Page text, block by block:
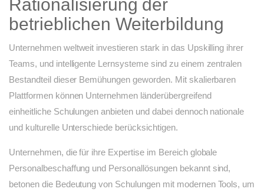
Rationalisierung der
betrieblichen Weiterbildung
Unternehmen weltweit investieren stark in das Upskilling ihrer
Teams, und intelligente Lernsysteme sind zu einem zentralen
Bestandteil dieser Bemühungen geworden. Mit skalierbaren
Plattformen können Unternehmen länderübergreifend
einheitliche Schulungen anbieten und dabei dennoch nationale
und kulturelle Unterschiede berücksichtigen.
Unternehmen, die für ihre Expertise im Bereich globale
Personalbeschaffung und Personallösungen bekannt sind,
betonen die Bedeutung von Schulungen mit modernen Tools, um